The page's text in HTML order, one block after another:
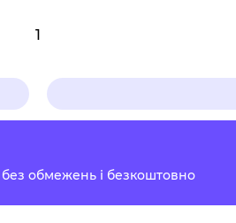
1
без обмежень і безкоштовно